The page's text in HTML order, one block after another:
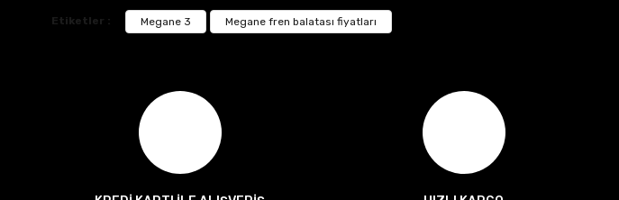
Etiketler : Megane 3 Megane fren balatası fiyatları